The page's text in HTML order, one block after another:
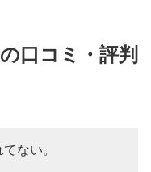
口コミ・評判
ない。